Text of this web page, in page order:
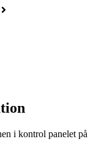
i kontrol panelet på